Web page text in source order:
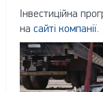
Інвестиційна
на сайті компанії.